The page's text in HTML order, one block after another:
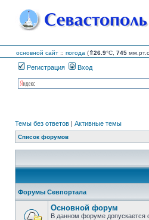
основной сайт :: погода (⇑26.9°C, 745
Регистрация Вход
Темы без ответов | Активные темы
Список форумов
Форумы Севпортала
Основной форум
В данном форуме допускается